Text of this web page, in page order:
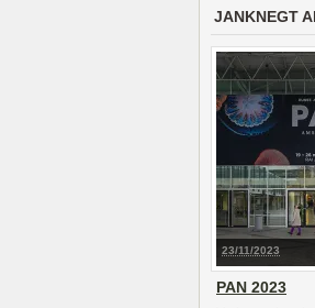
JANKNEGT
23/11/2023
PAN 2023